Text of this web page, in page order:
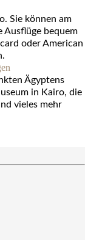
Sie können am
Ausflüge bequem
oder American
Ägyptens
in Kairo, die
vieles mehr